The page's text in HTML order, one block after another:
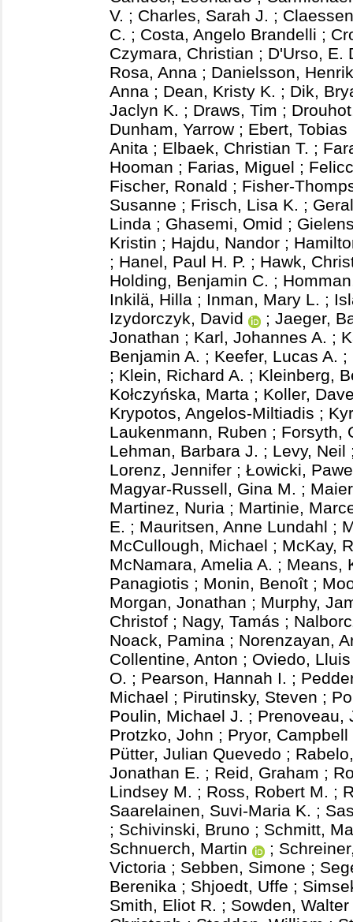
V. ; Charles, Sarah J. ;
C. ; Costa, Angelo Brandelli ;
Czymara, Christian ; D'Urso, E.
Rosa, Anna ; Danielsson, Henrik
Anna ; Dean, Kristy K. ; Dik,
Jaclyn K. ; Draws, Tim ;
Dunham, Yarrow ; Ebert, Tobias
Anita ; Elbaek, Christian T. ;
Hooman ; Farias, Miguel ;
Fischer, Ronald ; Fisher-
Susanne ; Frisch, Lisa K. ;
Linda ; Ghasemi, Omid ;
Kristin ; Hajdu, Nandor ;
; Hanel, Paul H. P. ; Hawk,
Holding, Benjamin C. ;
Inkilä, Hilla ; Inman, Mary L. ;
Izydorczyk, David
; Jaeger,
Jonathan ; Karl, Johannes A. ;
Benjamin A. ; Keefer, Lucas A. ;
; Klein, Richard A. ; Kleinberg,
Kołczyńska, Marta ; Koller,
Krypotos, Angelos-Miltiadis ;
Laukenmann, Ruben ; Forsyth,
Lehman, Barbara J. ; Levy, Neil
Lorenz, Jennifer ; Łowicki,
Magyar-Russell, Gina M. ;
Martinez, Nuria ; Martinie,
E. ; Mauritsen, Anne Lundahl ;
McCullough, Michael ; McKay,
McNamara, Amelia A. ; Means,
Panagiotis ; Monin, Benoît ;
Morgan, Jonathan ; Murphy,
Christof ; Nagy, Tamás ;
Noack, Pamina ; Norenzayan,
Collentine, Anton ; Oviedo, Lluis
O. ; Pearson, Hannah I. ;
Michael ; Pirutinsky, Steven ;
Poulin, Michael J. ; Prenoveau,
Protzko, John ; Pryor, Campbell
Pütter, Julian Quevedo ;
Jonathan E. ; Reid, Graham ;
Lindsey M. ; Ross, Robert M. ;
Saarelainen, Suvi-Maria K. ;
; Schivinski, Bruno ; Schmitt,
Schnuerch, Martin
;
Victoria ; Sebben, Simone ;
Berenika ; Shjoedt, Uffe ;
Smith, Eliot R. ; Sowden, Walter